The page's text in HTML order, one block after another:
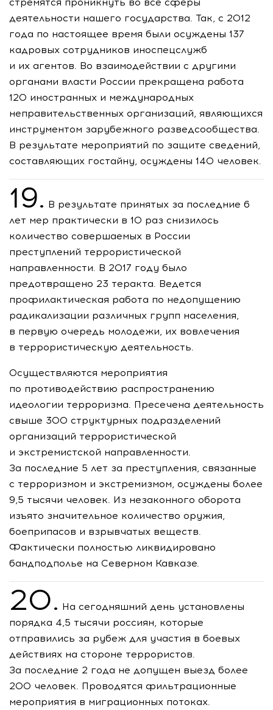
деятельности нашего государства. Так, с 2012
года по настоящее время были осуждены 137
кадровых сотрудников иноспецслужб
и их агентов. Во взаимодействии с другими
органами власти России прекращена работа
120 иностранных и международных
неправительственных организаций, являющихся
инструментом зарубежного разведсообщества.
В результате мероприятий по защите сведений,
составляющих гостайну, осуждены 140 человек.
19. В результате принятых за последние 6
лет мер практически в 10 раз снизилось
количество совершаемых в России
преступлений террористической
направленности. В 2017 году было
предотвращено 23 теракта. Ведется
профилактическая работа по недопущению
радикализации различных групп населения,
в первую очередь молодежи, их вовлечения
в террористическую деятельность.
Осуществляются мероприятия
по противодействию распространению
идеологии терроризма. Пресечена деятельность
свыше 300 структурных подразделений
организаций террористической
и экстремистской направленности.
За последние 5 лет за преступления, связанные
с терроризмом и экстремизмом, осуждены более
9,5 тысячи человек. Из незаконного оборота
изъято значительное количество оружия,
боеприпасов и взрывчатых веществ.
Фактически полностью ликвидировано
бандподполье на Северном Кавказе.
20. На сегодняшний день установлены
порядка 4,5 тысячи россиян, которые
отправились за рубеж для участия в боевых
действиях на стороне террористов.
За последние 2 года не допущен выезд более
200 человек. Проводятся фильтрационные
мероприятия в миграционных потоках.